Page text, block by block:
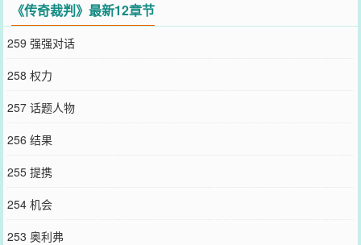
《传奇裁判》最新12章节
259 强强对话
258 权力
257 话题人物
256 结果
255 提携
254 机会
253 奥利弗